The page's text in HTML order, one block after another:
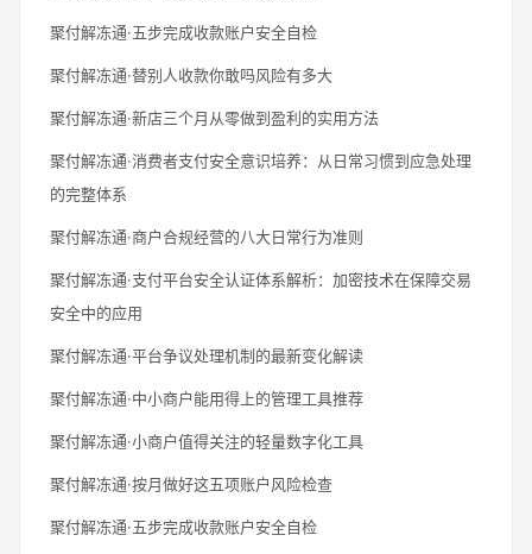
聚付解冻通·五步完成收款账户安全自检
聚付解冻通·替别人收款你敢吗风险有多大
聚付解冻通·新店三个月从零做到盈利的实用方法
聚付解冻通·消费者支付安全意识培养：从日常习惯到应急处理
的完整体系
聚付解冻通·商户合规经营的八大日常行为准则
聚付解冻通·支付平台安全认证体系解析：加密技术在保障交易
安全中的应用
聚付解冻通·平台争议处理机制的最新变化解读
聚付解冻通·中小商户能用得上的管理工具推荐
聚付解冻通·小商户值得关注的轻量数字化工具
聚付解冻通·按月做好这五项账户风险检查
聚付解冻通·五步完成收款账户安全自检